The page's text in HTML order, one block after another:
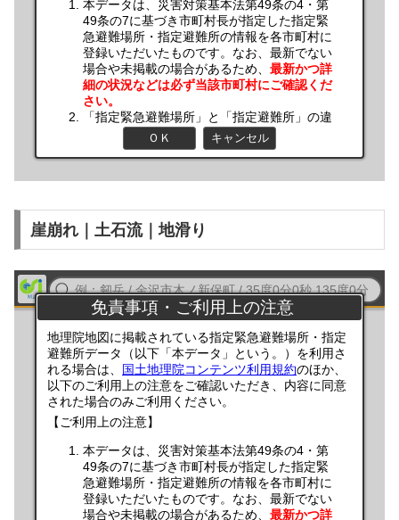
崖崩れ｜土石流｜地滑り